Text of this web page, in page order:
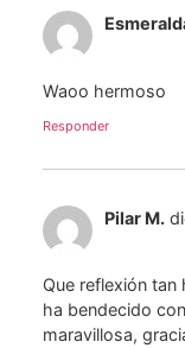
Waoo hermoso
Responder
Pilar M.
Que reflexión tan
ha bendecido
maravillosa,